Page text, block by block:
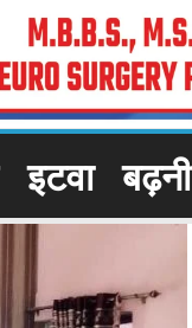
इटवा बढ़नी